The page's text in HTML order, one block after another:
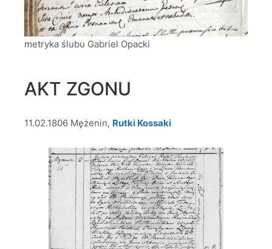
metryka ślubu Gabriel Opacki
AKT ZGONU
11.02.1806 Mężenin, Rutki Kossaki